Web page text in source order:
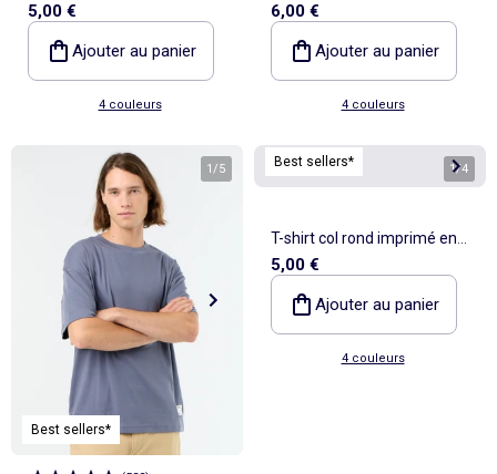
coton
5,00 €
Ajouter au panier
4 couleurs
6,00 €
Ajouter au panier
4 couleurs
Best sellers*
1/5 Best sellers* 1/4
T-shirt col rond imprimé en
coton
5,00 €
Ajouter au panier
4 couleurs